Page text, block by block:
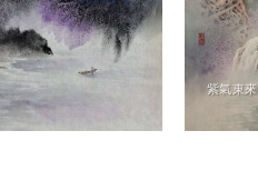
紫氣東來